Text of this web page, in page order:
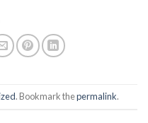
. Bookmark thepermalink.